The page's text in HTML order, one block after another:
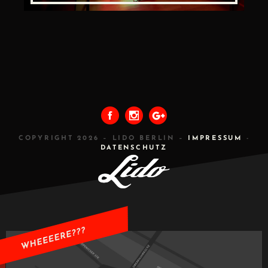
COPYRIGHT 2026 – LIDO BERLIN – IMPRESSUM
-
DATENSCHUTZ